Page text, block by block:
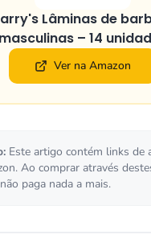
Lâminas de
masculinas – 14
Ver na Amazon
Este artigo contém links de
Ao comprar através
paga nada a mais.